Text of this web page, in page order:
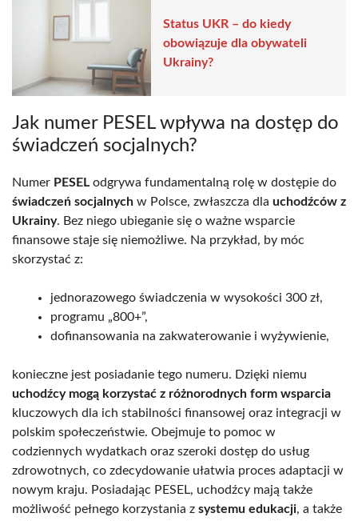
Status UKR – do kiedy
obowiązuje dla obywateli
Ukrainy?
Jak numer PESEL wpływa na dostęp do
świadczeń socjalnych?
Numer PESEL odgrywa fundamentalną rolę w dostępie do
świadczeń socjalnych w Polsce, zwłaszcza dla uchodźców z
Ukrainy. Bez niego ubieganie się o ważne wsparcie
finansowe staje się niemożliwe. Na przykład, by móc
skorzystać z:
jednorazowego świadczenia w wysokości 300 zł,
programu „800+”,
dofinansowania na zakwaterowanie i wyżywienie,
konieczne jest posiadanie tego numeru. Dzięki niemu
uchodźcy mogą korzystać z różnorodnych form wsparcia
kluczowych dla ich stabilności finansowej oraz integracji w
polskim społeczeństwie. Obejmuje to pomoc w
codziennych wydatkach oraz szeroki dostęp do usług
zdrowotnych, co zdecydowanie ułatwia proces adaptacji w
nowym kraju. Posiadając PESEL, uchodźcy mają także
możliwość pełnego korzystania z systemu edukacji, a także